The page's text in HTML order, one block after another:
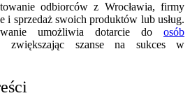
odbiorców z Wrocławia, firmy
i sprzedaż swoich produktów lub usług.
umożliwia dotarcie do osób
zwiększając szanse na sukces w